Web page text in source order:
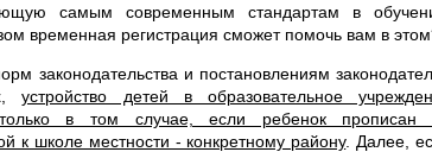
самым современным стандартам в
временная регистрация сможет помочь вам в
законодательства и постановлениям
устройство детей в образовательное
в том случае, если ребенок прописан
к школе местности - конкретному району. Далее,